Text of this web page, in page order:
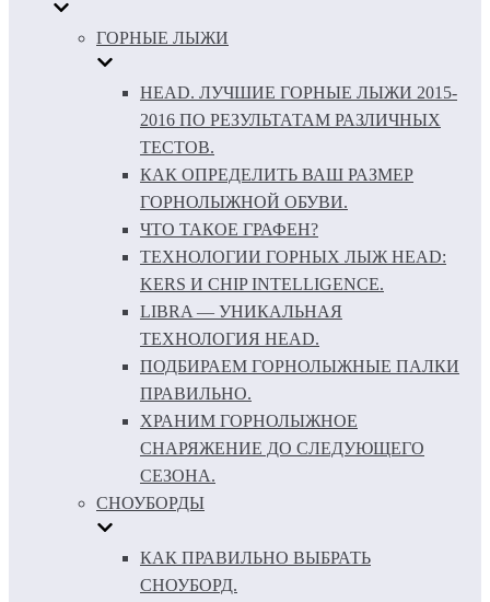
ГОРНЫЕ ЛЫЖИ
HEAD. ЛУЧШИЕ ГОРНЫЕ ЛЫЖИ 2015-
2016 ПО РЕЗУЛЬТАТАМ РАЗЛИЧНЫХ
ТЕСТОВ.
КАК ОПРЕДЕЛИТЬ ВАШ РАЗМЕР
ГОРНОЛЫЖНОЙ ОБУВИ.
ЧТО ТАКОЕ ГРАФЕН?
ТЕХНОЛОГИИ ГОРНЫХ ЛЫЖ HEAD:
KERS И CHIP INTELLIGENCE.
LIBRA — УНИКАЛЬНАЯ
ТЕХНОЛОГИЯ HEAD.
ПОДБИРАЕМ ГОРНОЛЫЖНЫЕ ПАЛКИ
ПРАВИЛЬНО.
ХРАНИМ ГОРНОЛЫЖНОЕ
СНАРЯЖЕНИЕ ДО СЛЕДУЮЩЕГО
СЕЗОНА.
СНОУБОРДЫ
КАК ПРАВИЛЬНО ВЫБРАТЬ
СНОУБОРД.